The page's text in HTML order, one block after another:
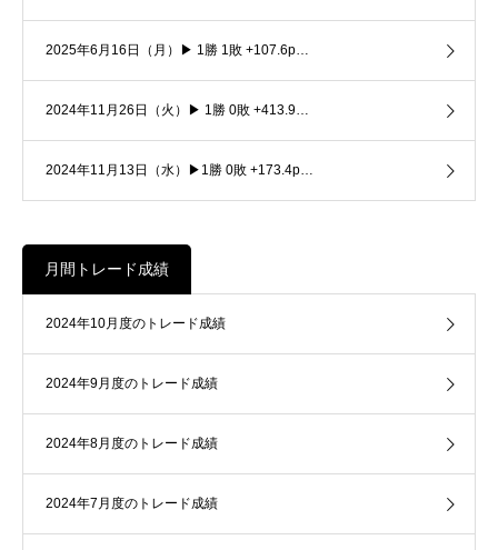
2025年6月16日（月）▶ 1勝 1敗 +107.6p…
2024年11月26日（火）▶ 1勝 0敗 +413.9…
2024年11月13日（水）▶1勝 0敗 +173.4p…
月間トレード成績
2024年10月度のトレード成績
2024年9月度のトレード成績
2024年8月度のトレード成績
2024年7月度のトレード成績